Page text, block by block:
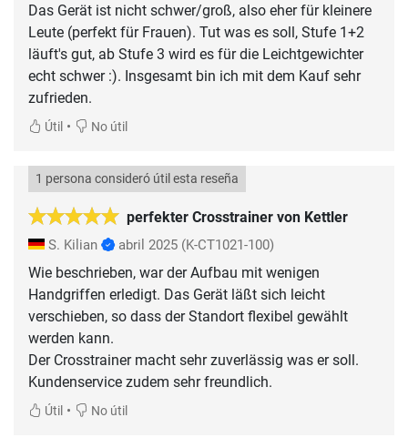
Das Gerät ist nicht schwer/groß, also eher für kleinere
Leute (perfekt für Frauen). Tut was es soll, Stufe 1+2
läuft's gut, ab Stufe 3 wird es für die Leichtgewichter
echt schwer :). Insgesamt bin ich mit dem Kauf sehr
zufrieden.
Útil • No útil
perfekter Crosstrainer von Kettler
1 persona consideró útil esta reseña
S. Kilian abril 2025 (K-CT1021-100)
Wie beschrieben, war der Aufbau mit wenigen
Handgriffen erledigt. Das Gerät läßt sich leicht
verschieben, so dass der Standort flexibel gewählt
werden kann.
Der Crosstrainer macht sehr zuverlässig was er soll.
Kundenservice zudem sehr freundlich.
Útil • No útil